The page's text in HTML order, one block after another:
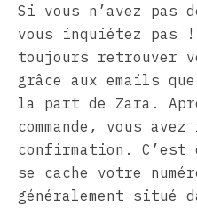
Si vous n’avez pas
vous inquiétez pas !
toujours retrouver
grâce aux emails
la part de Zara.
commande, vous
confirmation. C’est
se cache votre
généralement situé